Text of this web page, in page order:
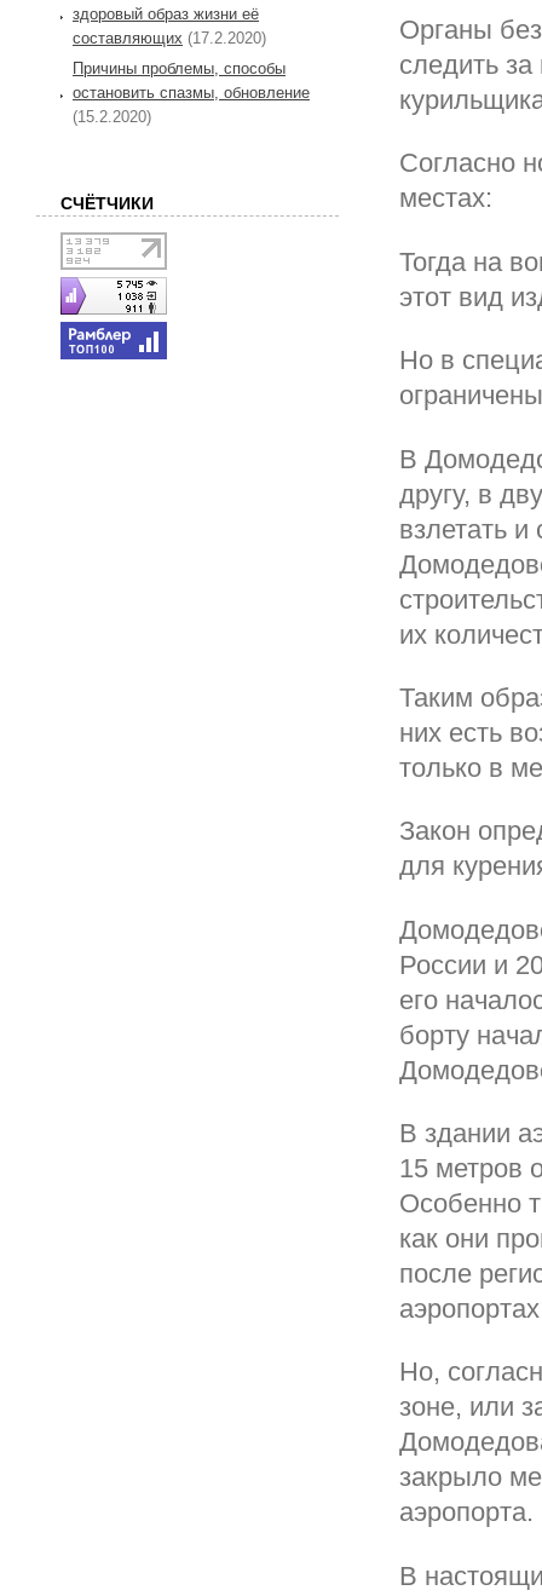
Органы
следить
Согласно
местах:
Тогда на
этот вид
Но в
В
другу, в
взлетать
их
Таким
них есть
только в
Закон
для
России и
его
борту
В здании
15 метров
Особенно
как они
после
Но,
зоне, или
закрыло
В
здоровый образ жизни её
составляющих (17.2.2020)
Причины проблемы, способы
остановить спазмы, обновление
(15.2.2020)
СЧЁТЧИКИ